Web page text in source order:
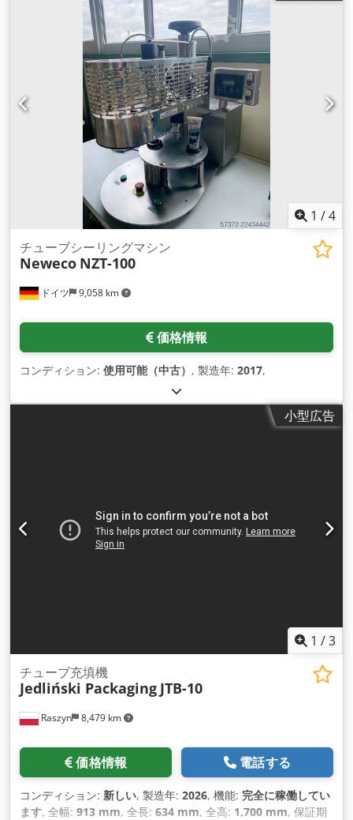
1 /4
ドイツ 9,058 km
チューブシーリングマシン
Neweco NZT-100
価格情報
コンディション: 使用可能（中古） , 製造年: 2017,
小型広告
1 /3
Raszyn 8,479 km
チューブ充填機
Jedliński Packaging JTB-10
価格情報 電話する
コンディション: 新しい, 製造年: 2026, 機能: 完全に稼働してい
ます, 全幅: 913 mm, 全長: 634 mm, 全高: 1,700 mm, 保証期